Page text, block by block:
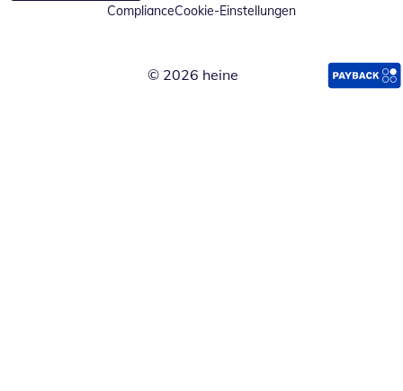
ComplianceCookie-Einstellungen
© 2026 heine